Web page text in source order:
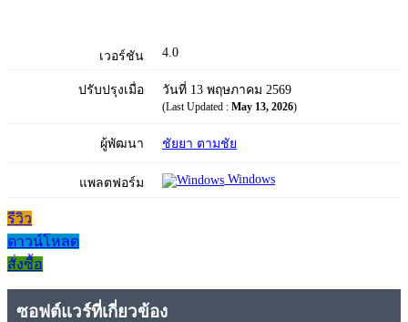
เวอร์ชัน 4.0
ปรับปรุงเมื่อ วันที่ 13 พฤษภาคม 2569
(Last Updated : May 13, 2026)
ผู้พัฒนา ชัยยา ตามชัย
แพลตฟอร์ม Windows
รีวิว
ดาวน์โหลด
สั่งซื้อ
ซอฟต์แวร์ที่เกี่ยวข้อง